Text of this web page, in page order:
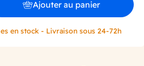
Ajouter au panier
en stock - Livraison sous 24-72h